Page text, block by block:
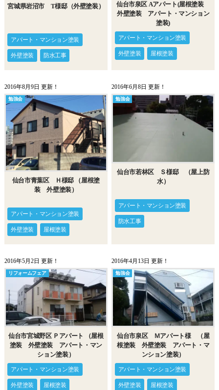
宮城県岩沼市 T様邸（外壁塗装）
アパート・マンション塗装
外壁塗装 防水工事
仙台市泉区 Aアパート(屋根塗装
外壁塗装 アパート・マンション
塗装)
アパート・マンション塗装
外壁塗装 屋根塗装
2016年8月9日 更新！
勉強会
仙台市青葉区 Ｈ様邸 （屋根塗
装 外壁塗装）
アパート・マンション塗装
外壁塗装 屋根塗装
2016年6月8日 更新！
勉強会
仙台市若林区 Ｓ様邸 （屋上防
水）
アパート・マンション塗装
防水工事
2016年5月2日 更新！
リフォームフェア
仙台市宮城野区 Ｐアパート （屋根
塗装 外壁塗装 アパート・マン
ション塗装）
アパート・マンション塗装
外壁塗装 屋根塗装
2016年4月13日 更新！
勉強会
仙台市泉区 Ｍアパート様 （屋
根塗装 外壁塗装 アパート・マ
ンション塗装）
アパート・マンション塗装
外壁塗装 屋根塗装